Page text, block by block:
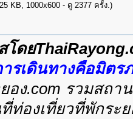
KB, 1000x600 - ดู 2377 ครั้ง.)
โดย
ารเดินทางคือมิตร
ยอง.com รวมสถ
ท่องเที่ยวที่พักระ